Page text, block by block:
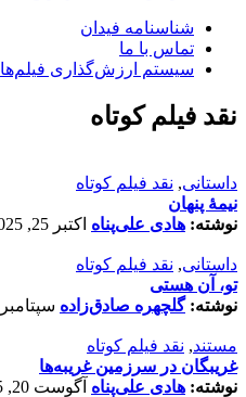
شناسنامه فیدان
تماس با ما
سیستم ارزش‌گذاری فیلم‌ها
نقد فیلم کوتاه
داستانی, نقد فیلم کوتاه
نیمۀ پنهان
نوشته: هادی علی‌پناه اکتبر 25, 2025
داستانی, نقد فیلم کوتاه
تو، آن هستی
نوشته:گلچهره صادق‌زاده سپتامبر 9, 2025
مستند, نقد فیلم کوتاه
غریبگان در سرزمین غریبه‌ها
نوشته: هادی علی‌پناه آگوست 20, 2025